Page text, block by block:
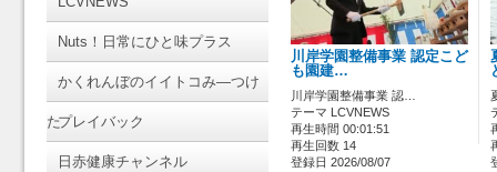
Nuts！日常にひと味プラス
かくれんぼのイイトコみ―つけ
たプレイバック
日赤健康チャンネル
川岸学園整備事業 認定こど
も園建…
川岸学園整備事業 認…
テーマ LCVNEWS
再生時間 00:01:51
再生回数 14
登録日 2026/08/07